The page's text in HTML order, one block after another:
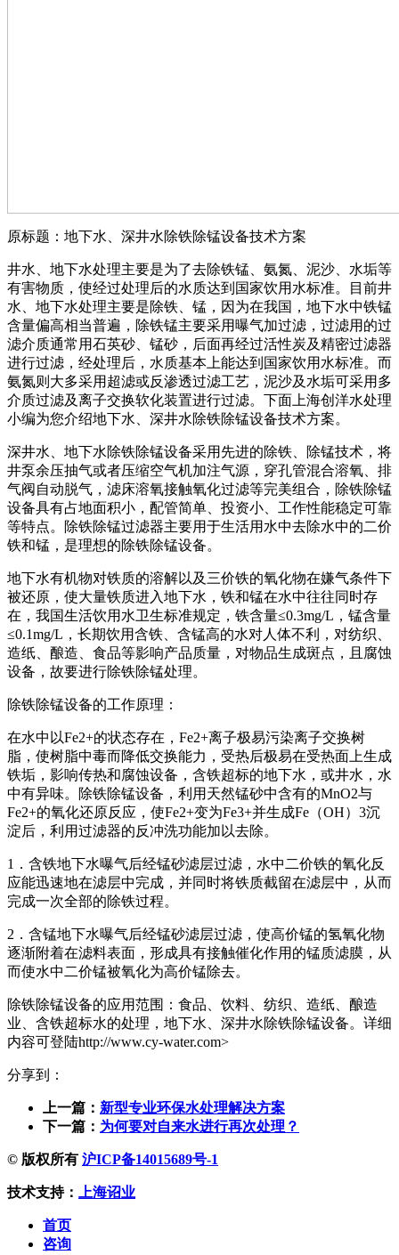
原标题：地下水、深井水除铁除锰设备技术方案
井水、地下水处理主要是为了去除铁锰、氨氮、泥沙、水垢等
有害物质，使经过处理后的水质达到国家饮用水标准。目前井
水、地下水处理主要是除铁、锰，因为在我国，地下水中铁锰
含量偏高相当普遍，除铁锰主要采用曝气加过滤，过滤用的过
滤介质通常用石英砂、锰砂，后面再经过活性炭及精密过滤器
进行过滤，经处理后，水质基本上能达到国家饮用水标准。而
氨氮则大多采用超滤或反渗透过滤工艺，泥沙及水垢可采用多
介质过滤及离子交换软化装置进行过滤。下面上海创洋水处理
小编为您介绍地下水、深井水除铁除锰设备技术方案。
深井水、地下水除铁除锰设备采用先进的除铁、除锰技术，将
井泵余压抽气或者压缩空气机加注气源，穿孔管混合溶氧、排
气阀自动脱气，滤床溶氧接触氧化过滤等完美组合，除铁除锰
设备具有占地面积小，配管简单、投资小、工作性能稳定可靠
等特点。除铁除锰过滤器主要用于生活用水中去除水中的二价
铁和锰，是理想的除铁除锰设备。
地下水有机物对铁质的溶解以及三价铁的氧化物在嫌气条件下
被还原，使大量铁质进入地下水，铁和锰在水中往往同时存
在，我国生活饮用水卫生标准规定，铁含量≤0.3mg/L，锰含量
≤0.1mg/L，长期饮用含铁、含锰高的水对人体不利，对纺织、
造纸、酿造、食品等影响产品质量，对物品生成斑点，且腐蚀
设备，故要进行除铁除锰处理。
除铁除锰设备的工作原理：
在水中以Fe2+的状态存在，Fe2+离子极易污染离子交换树
脂，使树脂中毒而降低交换能力，受热后极易在受热面上生成
铁垢，影响传热和腐蚀设备，含铁超标的地下水，或井水，水
中有异味。除铁除锰设备，利用天然锰砂中含有的MnO2与
Fe2+的氧化还原反应，使Fe2+变为Fe3+并生成Fe（OH）3沉
淀后，利用过滤器的反冲洗功能加以去除。
1．含铁地下水曝气后经锰砂滤层过滤，水中二价铁的氧化反
应能迅速地在滤层中完成，并同时将铁质截留在滤层中，从而
完成一次全部的除铁过程。
2．含锰地下水曝气后经锰砂滤层过滤，使高价锰的氢氧化物
逐渐附着在滤料表面，形成具有接触催化作用的锰质滤膜，从
而使水中二价锰被氧化为高价锰除去。
除铁除锰设备的应用范围：食品、饮料、纺织、造纸、酿造
业、含铁超标水的处理，地下水、深井水除铁除锰设备。详细
内容可登陆http://www.cy-water.com>
分享到：
上一篇： 新型专业环保水处理解决方案
下一篇： 为何要对自来水进行再次处理？
© 版权所有 沪ICP备14015689号-1
技术支持： 上海诏业
首页
咨询